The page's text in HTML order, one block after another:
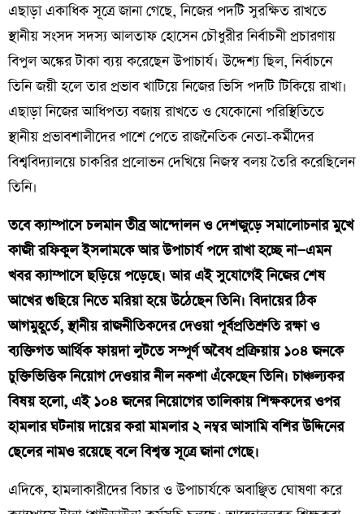
এছাড়া একাধিক সূত্রে জানা গেছে, নিজের পদটি সুরক্ষিত রাখতে
স্থানীয় সংসদ সদস্য আলতাফ হোসেন চৌধুরীর নির্বাচনী প্রচারণায়
বিপুল অঙ্কের টাকা ব্যয় করেছেন উপাচার্য। উদ্দেশ্য ছিল, নির্বাচনে
তিনি জয়ী হলে তার প্রভাব খাটিয়ে নিজের ভিসি পদটি টিকিয়ে রাখা।
এছাড়া নিজের আধিপত্য বজায় রাখতে ও যেকোনো পরিস্থিতিতে
স্থানীয় প্রভাবশালীদের পাশে পেতে রাজনৈতিক নেতা-কর্মীদের
বিশ্ববিদ্যালয়ে চাকরির প্রলোভন দেখিয়ে নিজস্ব বলয় তৈরি করেছিলেন
তিনি।
তবে ক্যাম্পাসে চলমান তীব্র আন্দোলন ও দেশজুড়ে সমালোচনার মুখে
কাজী রফিকুল ইসলামকে আর উপাচার্য পদে রাখা হচ্ছে না—এমন
খবর ক্যাম্পাসে ছড়িয়ে পড়েছে। আর এই সুযোগেই নিজের শেষ
আখের গুছিয়ে নিতে মরিয়া হয়ে উঠেছেন তিনি। বিদায়ের ঠিক
আগমুহূর্তে, স্থানীয় রাজনীতিকদের দেওয়া পূর্বপ্রতিশ্রুতি রক্ষা ও
ব্যক্তিগত আর্থিক ফায়দা লুটতে সম্পূর্ণ অবৈধ প্রক্রিয়ায় ১০৪ জনকে
চুক্তিভিত্তিক নিয়োগ দেওয়ার নীল নকশা এঁকেছেন তিনি। চাঞ্চল্যকর
বিষয় হলো, এই ১০৪ জনের নিয়োগের তালিকায় শিক্ষকদের ওপর
হামলার ঘটনায় দায়ের করা মামলার ২ নম্বর আসামি বশির উদ্দিনের
ছেলের নামও রয়েছে বলে বিশ্বস্ত সূত্রে জানা গেছে।
​এদিকে, হামলাকারীদের বিচার ও উপাচার্যকে অবাঞ্ছিত ঘোষণা করে